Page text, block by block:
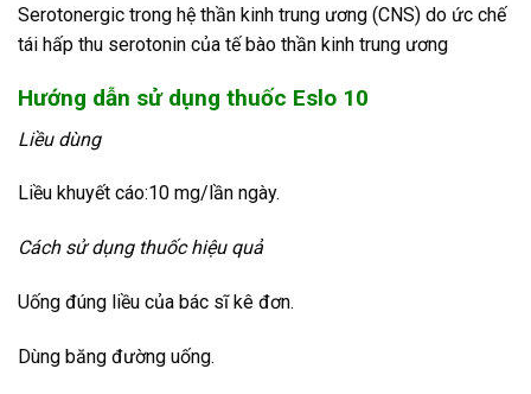
Serotonergic trong hệ thần kinh trung ương (CNS) do ức chế
tái hấp thu serotonin của tế bào thần kinh trung ương
Hướng dẫn sử dụng thuốc Eslo 10
Liều dùng
Liều khuyết cáo:10 mg/lần ngày.
Cách sử dụng thuốc hiệu quả
Uống đúng liều của bác sĩ kê đơn.
Dùng băng đường uống.